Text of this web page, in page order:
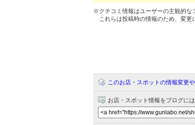
※クチコミ情報はユーザーの主観的な
これらは投稿時の情報のため、変更
このお店・スポットの情報変更
お店・スポット情報をブログに